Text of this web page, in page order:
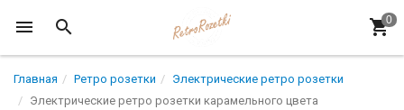
Главная Ретро розетки
Электрические ретро розетки
Электрические ретро розетки карамельного цвета